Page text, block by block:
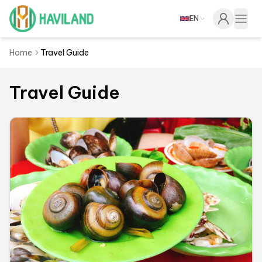
Haviland
EN
Home Travel Guide
Travel Guide